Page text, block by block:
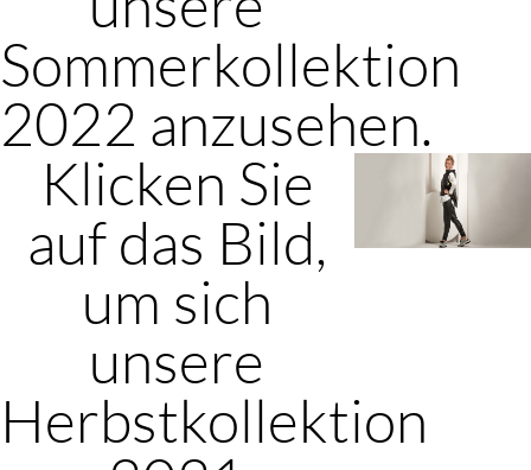
Sommerkollektion
2022 anzusehen.
Klicken Sie
auf das Bild,
um sich
unsere
Herbstkollektion